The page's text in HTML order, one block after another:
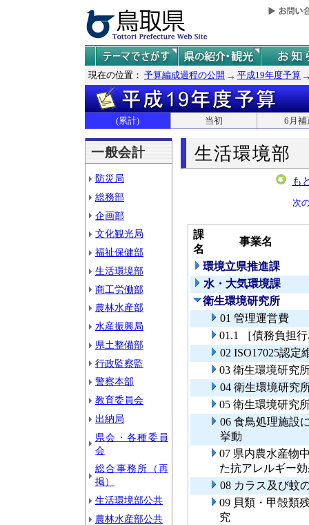
現在の位置： 予算編成過程の公開 平成19年度予算
(累計) 当初 6月補
一般会計
防災局
総務部
企画部
文化観光局
福祉保健部
生活環境部
商工労働部
農林水産部
水産振興局
県土整備部
行政監察監
警察本部
教育委員会
出納局
県会・各種委員
会
総合事務所（再
掲）
生活環境部公共
農林水産部公共
生活環境部
も
次
課
名
事業名
環境立県推進課
水・大気環境課
衛生環境研究所
01 管理運営費
01.1 ［債務負担
02 ISO17025認定
03 衛生環境研究
04 衛生環境研究
05 衛生環境研究
06 食鳥処理施設
挙動
07 県内農水産物
た抗アレルギー
08 カラス及び蚊
09 貝類・甲殻類
究